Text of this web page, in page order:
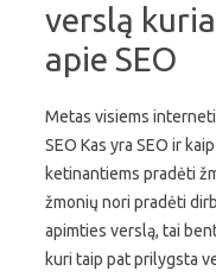
verslą
apie SEO
Metas visiems
SEO Kas yra SEO ir
ketinantiems pradėti
žmonių nori pradėti
apimties verslą, tai
kuri taip pat prilygsta